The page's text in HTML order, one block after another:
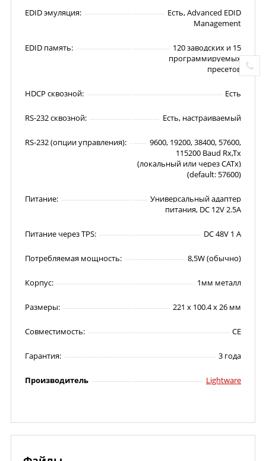
EDID эмуляция:
Есть, Advanced EDID
Management
EDID память:
120 заводских и 15
программируемых
пресетов
HDCP сквозной: Есть
RS-232 сквозной: Есть, настраиваемый
RS-232 (опции управления):
9600, 19200, 38400, 57600,
115200 Baud Rx,Tx
(локальный или через CATx)
(default: 57600)
Питание:
Универсальный адаптер
питания, DC 12V 2.5A
Питание через TPS: DC 48V 1 A
Потребляемая мощность: 8,5W (обычно)
Корпус: 1мм металл
Размеры: 221 x 100.4 x 26 мм
Совместимость: CE
Гарантия: 3 года
Производитель Lightware